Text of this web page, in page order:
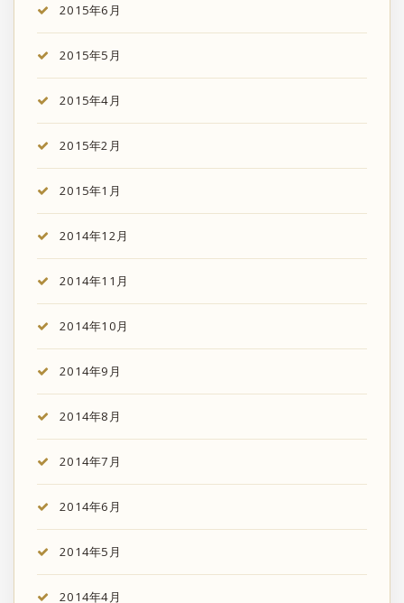
2015年6月
2015年5月
2015年4月
2015年2月
2015年1月
2014年12月
2014年11月
2014年10月
2014年9月
2014年8月
2014年7月
2014年6月
2014年5月
2014年4月